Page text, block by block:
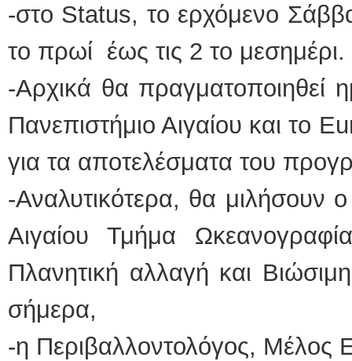
-στο Status, το ερχόμενο
το πρωί έως τις 2 το μεσημέρι.
-Αρχικά θα πραγματοποιηθεί
Πανεπιστήμιο Αιγαίου και το
για τα αποτελέσματα του
-Αναλυτικότερα, θα μιλήσουν
Αιγαίου Τμήμα
Πλανητική αλλαγή και
σήμερα,
-η Περιβαλλοντολόγος, Μέλος